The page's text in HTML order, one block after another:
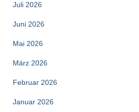
Juli 2026
Juni 2026
Mai 2026
März 2026
Februar 2026
Januar 2026